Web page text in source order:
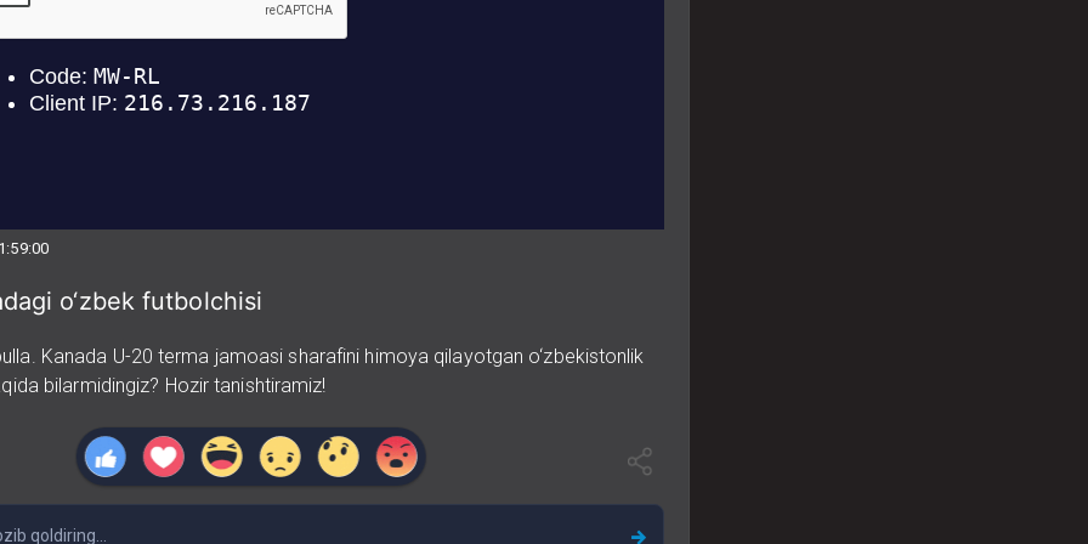
o‘zbek futbolchisi
Kanada U-20 terma jamoasi sharafini himoya qilayotgan o‘zbekistonlik
bilarmidingiz? Hozir tanishtiramiz!